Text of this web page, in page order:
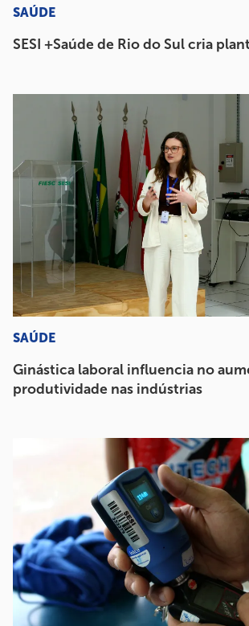
SAÚDE
SESI +Saúde de Rio do Sul cria
SAÚDE
Ginástica laboral influencia no
produtividade nas indústrias